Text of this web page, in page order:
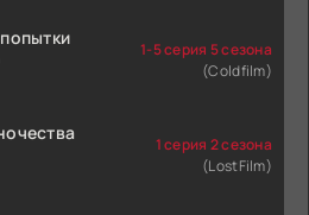
1-5 серия 5 сезона
(Coldfilm)
1 серия 2 сезона
(LostFilm)